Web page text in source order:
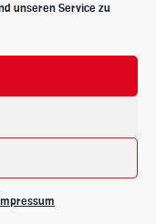
unseren Service zu